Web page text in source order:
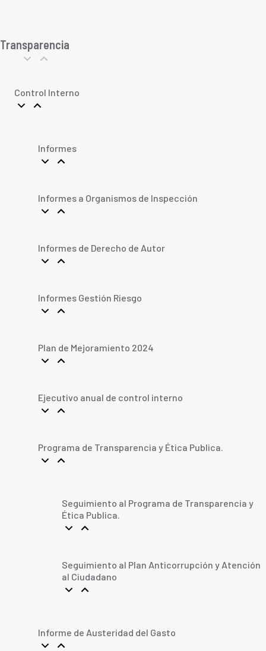
Transparencia
Control Interno
Informes
Informes a Organismos de Inspección
Informes de Derecho de Autor
Informes Gestión Riesgo
Plan de Mejoramiento 2024
Ejecutivo anual de control interno
Programa de Transparencia y Ética Publica.
Seguimiento al Programa de Transparencia y
Ética Publica.
Seguimiento al Plan Anticorrupción y Atención
al Ciudadano
Informe de Austeridad del Gasto